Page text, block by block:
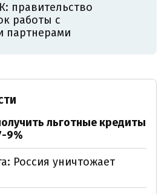
правительство
работы с
партнерами
льготные кредиты
9%
Россия уничтожает